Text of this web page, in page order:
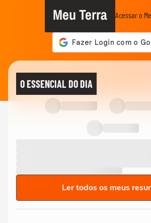
Meu Terra Acessar o
O ESSENCIAL DO DIA
Ler todos os meus